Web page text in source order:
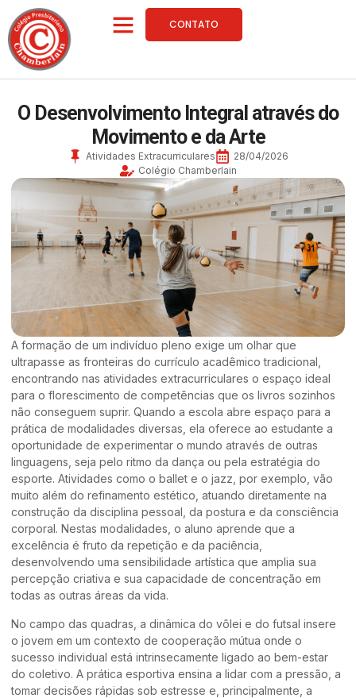
CONTATO
O Desenvolvimento Integral através do
Movimento e da Arte
Atividades Extracurriculares
28/04/2026
Colégio Chamberlain
A formação de um indivíduo pleno exige um olhar que
ultrapasse as fronteiras do currículo acadêmico tradicional,
encontrando nas atividades extracurriculares o espaço ideal
para o florescimento de competências que os livros sozinhos
não conseguem suprir. Quando a escola abre espaço para a
prática de modalidades diversas, ela oferece ao estudante a
oportunidade de experimentar o mundo através de outras
linguagens, seja pelo ritmo da dança ou pela estratégia do
esporte. Atividades como o ballet e o jazz, por exemplo, vão
muito além do refinamento estético, atuando diretamente na
construção da disciplina pessoal, da postura e da consciência
corporal. Nestas modalidades, o aluno aprende que a
excelência é fruto da repetição e da paciência,
desenvolvendo uma sensibilidade artística que amplia sua
percepção criativa e sua capacidade de concentração em
todas as outras áreas da vida.
No campo das quadras, a dinâmica do vôlei e do futsal insere
o jovem em um contexto de cooperação mútua onde o
sucesso individual está intrinsecamente ligado ao bem-estar
do coletivo. A prática esportiva ensina a lidar com a pressão, a
tomar decisões rápidas sob estresse e, principalmente, a